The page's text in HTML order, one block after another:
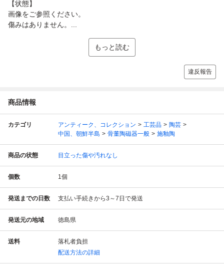
【状態】
画像をご参照ください。
傷みはありません。...
もっと読む
違反報告
商品情報
カテゴリ アンティーク、コレクション 工芸品
陶芸
中国、朝鮮半島
骨董陶磁器一般 施釉陶
商品の状態 目立った傷や汚れなし
個数 1個
発送までの日数 支払い手続きから3～7日で発送
発送元の地域 徳島県
送料
落札者負担
配送方法の詳細